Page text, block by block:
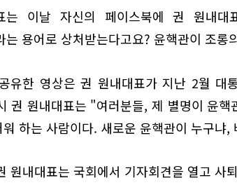
이날 자신의 페이스북에 권 원내대
는 용어로 상처받는다고요? 윤핵관이 조롱
유한 영상은 권 원내대표가 지난 2월 대
권 원내대표는 "여러분들, 제 별명이 윤핵
하는 사람이다. 새로운 윤핵관이 누구냐
원내대표는 국회에서 기자회견을 열고 사